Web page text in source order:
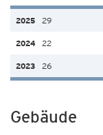
29
22
26
Gebäude